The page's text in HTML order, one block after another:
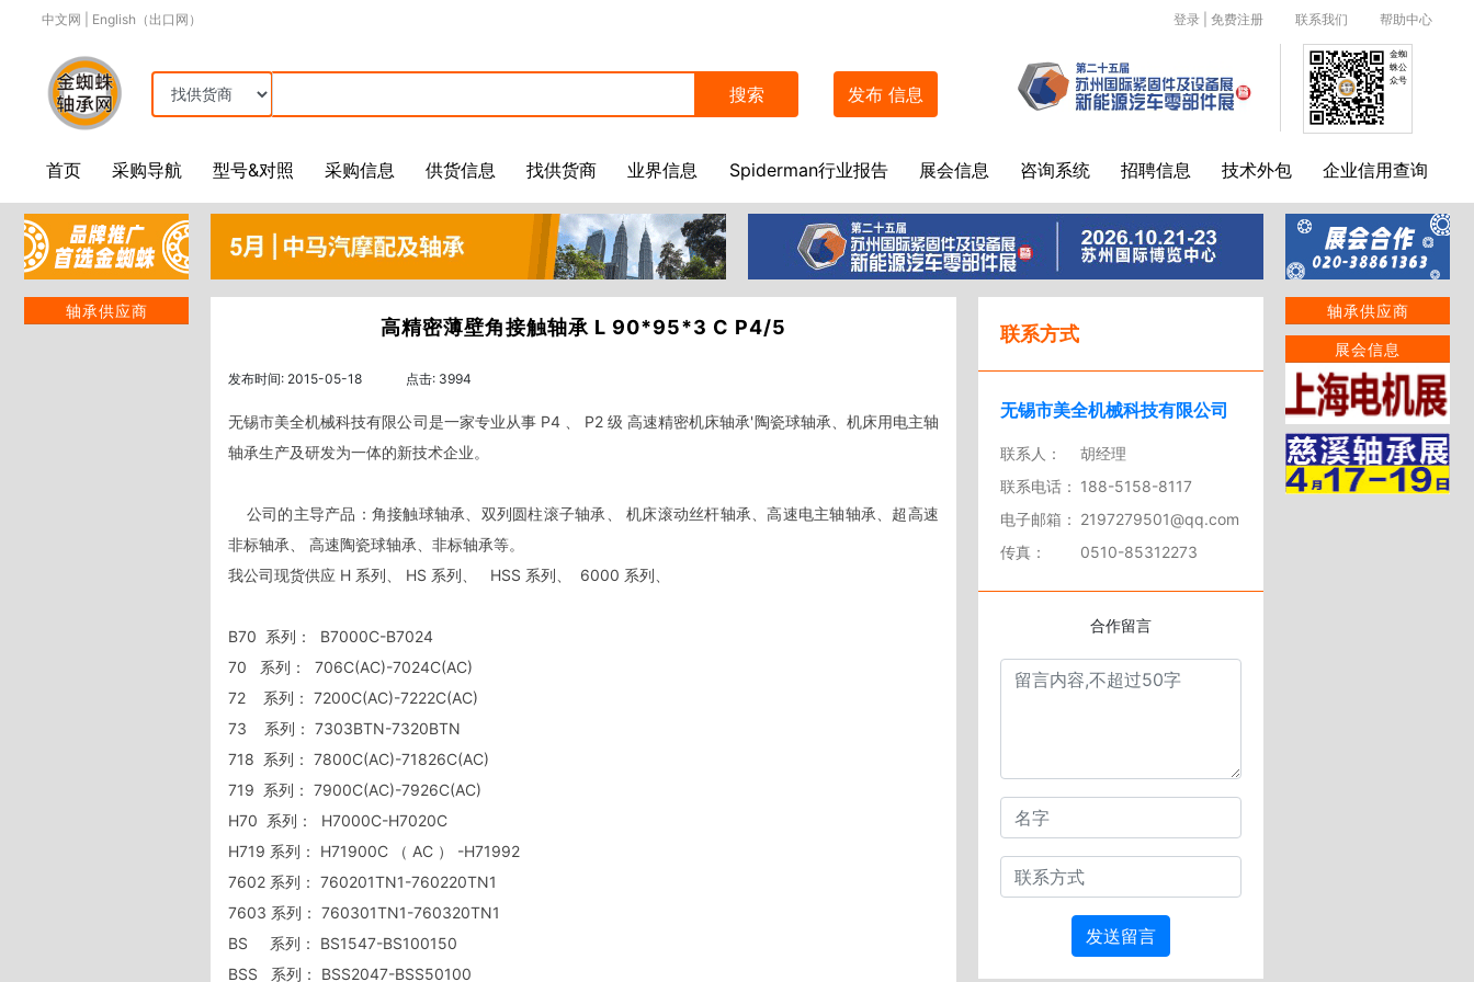
中文网 English（出口网） 联系我们 帮助中心
登录 免费注册
搜索 发布 信息
首页 采购导航 型号&对照 采购信息 供货信息 找供货商 业界信息 Spiderman行业报告 展会信息 咨询系统 招聘信息 技术外包 企业信用查询
金蜘
蛛公
众号
轴承供应商 轴承供应商
展会信息
高精密薄壁角接触轴承 L 90*95*3 C P4/5
发布时间: 2015-05-18 点击: 3994
无锡市美全机械科技有限公司是一家专业从事 P4 、 P2 级 高速精密机床轴承'陶瓷球轴承、机床用电主轴
轴承生产及研发为一体的新技术企业。
非标轴承、 高速陶瓷球轴承、非标轴承等。
我公司现货供应 H 系列、 HS 系列、   HSS 系列、  6000 系列、
B70  系列：  B7000C-B7024
70   系列：  706C(AC)-7024C(AC)
72    系列： 7200C(AC)-7222C(AC)
73    系列： 7303BTN-7320BTN
718  系列： 7800C(AC)-71826C(AC)
719  系列： 7900C(AC)-7926C(AC)
H70  系列：  H7000C-H7020C
H719 系列： H71900C （ AC ） -H71992
7602 系列： 760201TN1-760220TN1
7603 系列： 760301TN1-760320TN1
BS     系列： BS1547-BS100150
BSS   系列： BSS2047-BSS50100
联系方式
无锡市美全机械科技有限公司
联系人：
胡经理
联系电话： 188-5158-8117
电子邮箱： 2197279501@qq.com
传真：
0510-85312273
合作留言
发送留言